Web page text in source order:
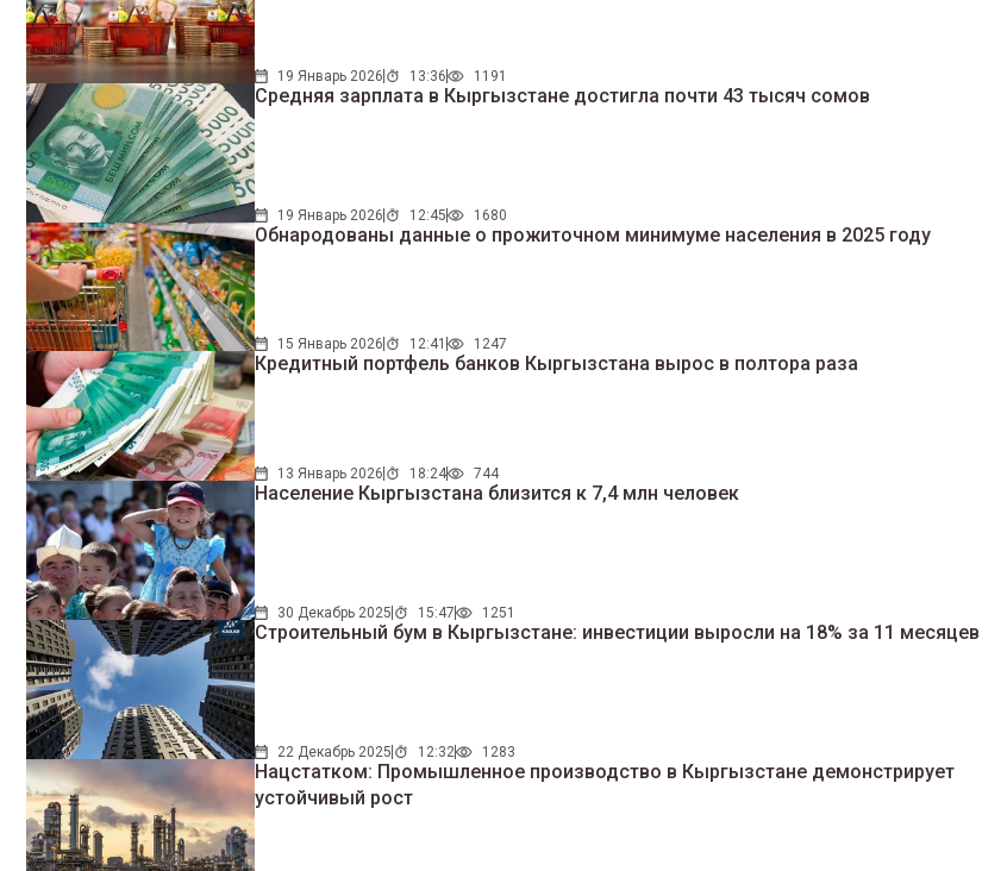
19 Январь 2026 13:36 1191
Средняя зарплата в Кыргызстане достигла почти 43 тысяч сомов
19 Январь 2026 12:45 1680
Обнародованы данные о прожиточном минимуме населения в 2025 году
15 Январь 2026 12:41 1247
Кредитный портфель банков Кыргызстана вырос в полтора раза
13 Январь 2026 18:24 744
Население Кыргызстана близится к 7,4 млн человек
30 Декабрь 2025 15:47 1251
Строительный бум в Кыргызстане: инвестиции выросли на 18% за 11 месяцев
22 Декабрь 2025 12:32 1283
Нацстатком: Промышленное производство в Кыргызстане демонстрирует
устойчивый рост